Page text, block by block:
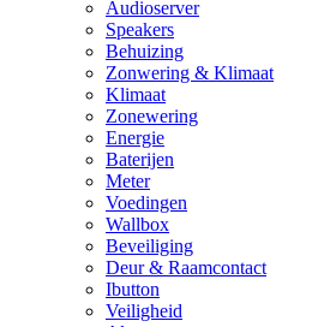
Audioserver
Speakers
Behuizing
Zonwering & Klimaat
Klimaat
Zonewering
Energie
Baterijen
Meter
Voedingen
Wallbox
Beveiliging
Deur & Raamcontact
Ibutton
Veiligheid